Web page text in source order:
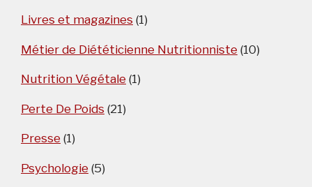
Livres et magazines (1)
Métier de Diététicienne Nutritionniste (10)
Nutrition Végétale (1)
Perte De Poids (21)
Presse (1)
Psychologie (5)